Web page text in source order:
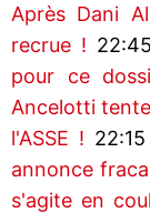
Après Dani
recrue !
pour ce
Ancelotti
l'ASSE !
annonce
s'agite en